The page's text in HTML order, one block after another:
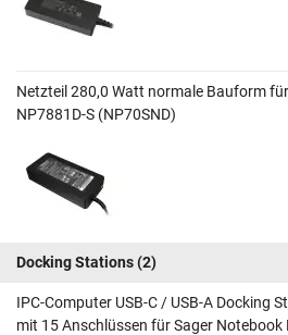
Netzteil 280,0 Watt normale Bauform
NP7881D-S (NP70SND)
Docking Stations(2)
IPC-Computer USB-C / USB-A Docking
mit 15 Anschlüssen für Sager Notebook